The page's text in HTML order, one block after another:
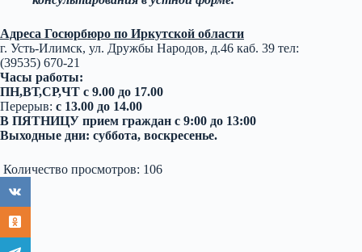
Адреса Госюрбюро по Иркутской области
г. Усть-Илимск, ул. Дружбы Народов, д.46 каб. 39 тел:
(39535) 670-21
Часы работы:
ПН,ВТ,СР,ЧТ с 9.00 до 17.00
Перерыв: с 13.00 до 14.00
В ПЯТНИЦУ прием граждан с 9:00 до 13:00
Выходные дни: суббота, воскресенье.
Количество просмотров: 106